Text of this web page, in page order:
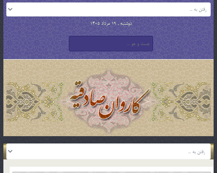
دوشنبه , 19 مرداد 1405